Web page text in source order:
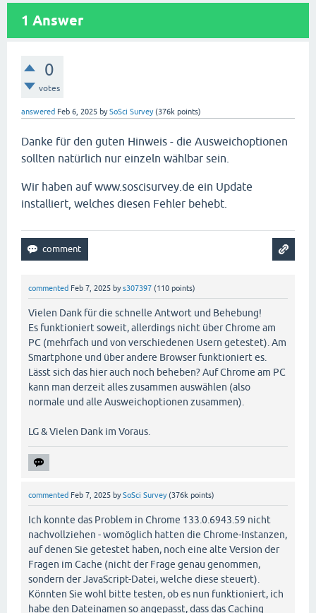
1 Answer
0
votes
answered Feb 6, 2025 bySoSci Survey (376k points)
Danke für den guten Hinweis - die Ausweichoptionen
sollten natürlich nur einzeln wählbar sein.
Wir haben auf www.soscisurvey.de ein Update
installiert, welches diesen Fehler behebt.
commented Feb 7, 2025 bys307397 (110 points)
Vielen Dank für die schnelle Antwort und Behebung!
Es funktioniert soweit, allerdings nicht über Chrome am
PC (mehrfach und von verschiedenen Usern getestet). Am
Smartphone und über andere Browser funktioniert es.
Lässt sich das hier auch noch beheben? Auf Chrome am PC
kann man derzeit alles zusammen auswählen (also
normale und alle Ausweichoptionen zusammen).
LG & Vielen Dank im Voraus.
commented Feb 7, 2025 bySoSci Survey (376k points)
Ich konnte das Problem in Chrome 133.0.6943.59 nicht
nachvollziehen - womöglich hatten die Chrome-Instanzen,
auf denen Sie getestet haben, noch eine alte Version der
Fragen im Cache (nicht der Frage genau genommen,
sondern der JavaScript-Datei, welche diese steuert).
Könnten Sie wohl bitte testen, ob es nun funktioniert, ich
habe den Dateinamen so angepasst, dass das Caching